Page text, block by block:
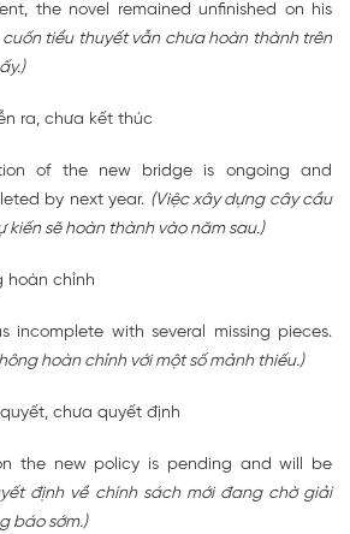
the novel remained unfinished on his
tiểu thuyết vẫn chưa hoàn thành trên
ra, chưa kết thúc
of the new bridge is ongoing and
by next year. (Việc xây dựng cây cầu
kiến sẽ hoàn thành vào năm sau.)
hoàn chỉnh
incomplete with several missing pieces.
hoàn chỉnh với một số mảnh thiếu.)
chưa quyết định
the new policy is pending and will be
định về chính sách mới đang chờ giải
báo sớm.)